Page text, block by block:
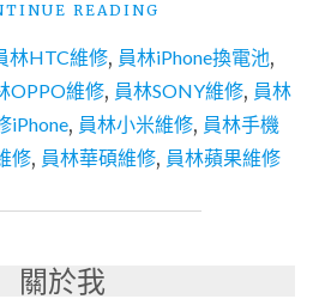
耗
異
常、
MAC
維
READING
IPHONE
維
│
員
手
林HTC維修, 員林iPhone換電池,
OPPO維修, 員林SONY維修, 員林
iPhone, 員林小米維修, 員林手機
修, 員林華碩維修, 員林蘋果維修
關於我